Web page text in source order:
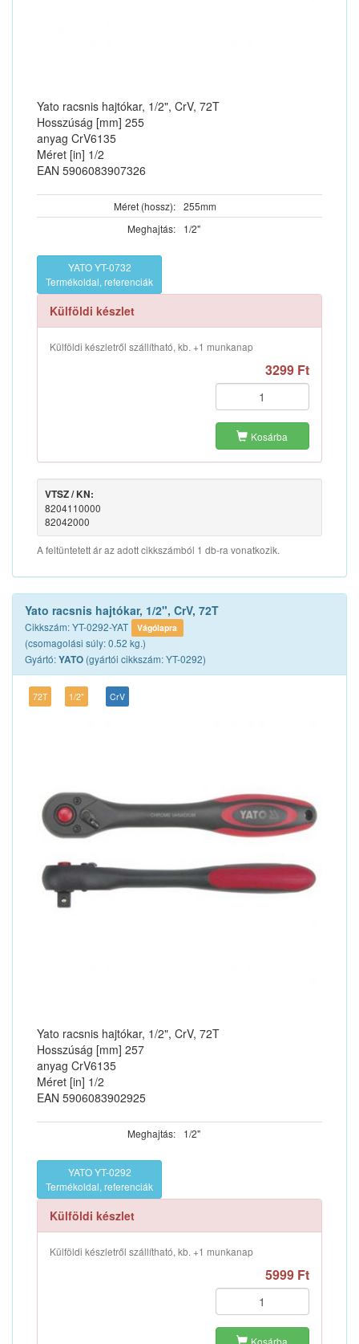
Yato racsnis hajtókar, 1/2", CrV, 72T
Hosszúság [mm] 255
anyag CrV6135
Méret [in] 1/2
EAN 5906083907326
Méret (hossz): 255mm
Meghajtás:
1/2"
YATO YT-0732
Termékoldal, referenciák
Külföldi készlet
Külföldi készletről szállítható, kb. +1 munkanap
3299 Ft
Kosárba
VTSZ / KN:
8204110000
82042000
A feltüntetett ár az adott cikkszámból 1 db-ra vonatkozik.
Yato racsnis hajtókar, 1/2", CrV, 72T
Cikkszám: YT-0292-YAT Vágólapra
(csomagolási súly: 0.52 kg.)
Gyártó:YATO (gyártói cikkszám: YT-0292)
72T 1/2" CrV
Yato racsnis hajtókar, 1/2", CrV, 72T
Hosszúság [mm] 257
anyag CrV6135
Méret [in] 1/2
EAN 5906083902925
Meghajtás: 1/2"
YATO YT-0292
Termékoldal, referenciák
Külföldi készlet
Külföldi készletről szállítható, kb. +1 munkanap
5999 Ft
Kosárba